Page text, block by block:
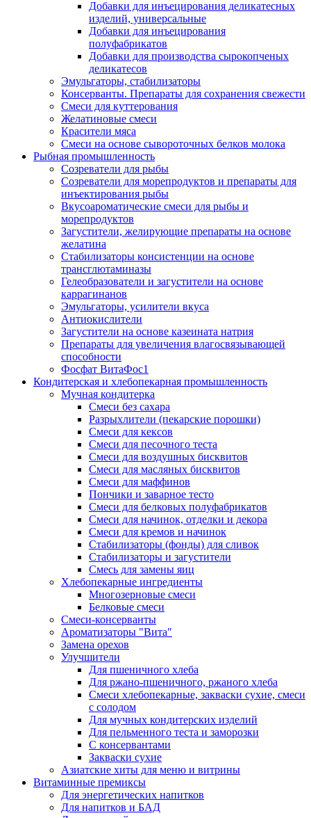
Добавки для инъецирования деликатесных
изделий, универсальные
Добавки для инъецирования
полуфабрикатов
Добавки для производства сырокопченых
деликатесов
Эмульгаторы, стабилизаторы
Консерванты. Препараты для сохранения свежести
Смеси для куттерования
Желатиновые смеси
Красители мяса
Смеси на основе сывороточных белков молока
Рыбная промышленность
Созреватели для рыбы
Созреватели для морепродуктов и препараты для
инъектирования рыбы
Вкусоароматические смеси для рыбы и
морепродуктов
Загустители, желирующие препараты на основе
желатина
Стабилизаторы консистенции на основе
трансглютаминазы
Гелеобразователи и загустители на основе
каррагинанов
Эмульгаторы, усилители вкуса
Антиокислители
Загустители на основе казеината натрия
Препараты для увеличения влагосвязывающей
способности
Фосфат ВитаФос1
Кондитерская и хлебопекарная промышленность
Мучная кондитерка
Смеси без сахара
Разрыхлители (пекарские порошки)
Смеси для кексов
Смеси для песочного теста
Смеси для воздушных бисквитов
Смеси для масляных бисквитов
Смеси для маффинов
Пончики и заварное тесто
Cмеси для белковых полуфабрикатов
Смеси для начинок, отделки и декора
Смеси для кремов и начинок
Стабилизаторы (фонды) для сливок
Стабилизаторы и загустители
Смесь для замены яиц
Хлебопекарные ингредиенты
Многозерновые смеси
Белковые смеси
Смеси-консерванты
Ароматизаторы "Вита"
Замена орехов
Улучшители
Для пшеничного хлеба
Для ржано-пшеничного, ржаного хлеба
Смеси хлебопекарные, закваски сухие, смеси
с солодом
Для мучных кондитерских изделий
Для пельменного теста и заморозки
С консервантами
Закваски сухие
Азиатские хиты для меню и витрины
Витаминные премиксы
Для энергетических напитков
Для напитков и БАД